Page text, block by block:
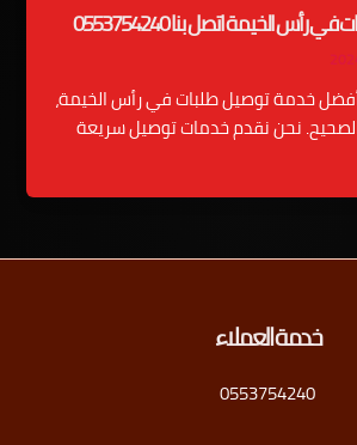
الخيمة اتصل بنا 0553754240
خدمة توصيل طلبات في رأس الخيمة،
نحن نقدم خدمات توصيل سريعة
خدمة العملاء
0553754240